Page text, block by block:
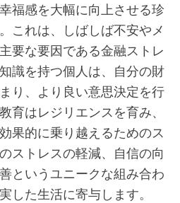
福感を大幅に向上させる珍
これは、しばしば不安やメ
要な要因である金融ストレ
識を持つ個人は、自分の財
り、より良い意思決定を行
育はレジリエンスを育み、
果的に乗り越えるためのス
ストレスの軽減、自信の向
というユニークな組み合わ
した生活に寄与します。